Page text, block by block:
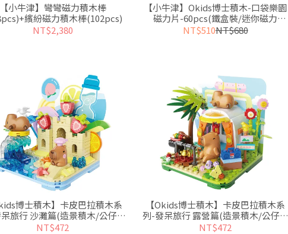
小牛津】彎彎磁力積木棒
繽紛磁力積木棒(102pcs)
NT$2,380
【小牛津】Okids博士積木-口袋樂園
磁力片-60pcs(鐵盒裝/迷你磁力
片/STEAM玩具)
NT$510NT$680
博士積木】卡皮巴拉積木系
旅行 沙灘篇(造景積木/公仔玩
具/療癒小物)
NT$472
【Okids博士積木】卡皮巴拉積木系
列-發呆旅行 露營篇(造景積木/公仔玩
具/療癒小物)
NT$472